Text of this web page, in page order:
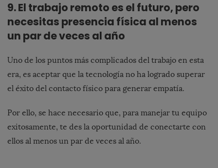
9. El trabajo remoto es el futuro, pero
necesitas presencia física al menos
un par de veces al año
Uno de los puntos más complicados del trabajo en esta
era, es aceptar que la tecnología no ha logrado superar
el éxito del contacto físico para generar empatía.
Por ello, se hace necesario que, para manejar tu equipo
exitosamente, te des la oportunidad de conectarte con
ellos al menos un par de veces al año.